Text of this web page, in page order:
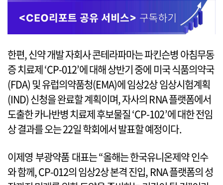
한편, 신약 개발 자회사 콘테라파마는 파킨슨병 아침무동
증 치료제 ‘CP-012’에 대해 상반기 중에 미국 식품의약국
(FDA) 및 유럽의약품청(EMA)에 임상2상 임상시험계획
(IND) 신청을 완료할 계획이며, 자사의 RNA 플랫폼에서
도출한 카나반병 치료제 후보물질 ‘CP-102’에 대한 전임
상 결과를 오는 22일 학회에서 발표할 예정이다.
이제영 부광약품 대표는 “올해는 한국유니온제약 인수
와 함께, CP-012의 임상2상 본격 진입, RNA 플랫폼의 성